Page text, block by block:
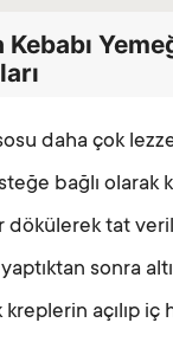
Kebabı
daha çok
bağlı olarak
dökülerek tat
sonra
açılıp iç